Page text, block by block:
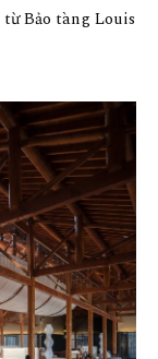
Bảo tàng Louis